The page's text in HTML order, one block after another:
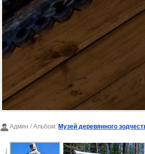
Админ / Альбом: Музей деревянного